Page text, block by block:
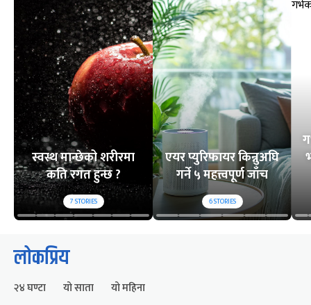
स्वस्थ मान्छेको शरीरमा
कति रगत हुन्छ ?
7STORIES
एयर प्युरिफायर किन्नुअघि
गर्ने ५ महत्त्वपूर्ण जाँच
6STORIES
लोकप्रिय
२४ घण्टा यो साता यो महिना